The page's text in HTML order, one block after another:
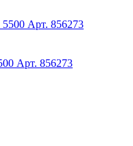
Арт. 856273